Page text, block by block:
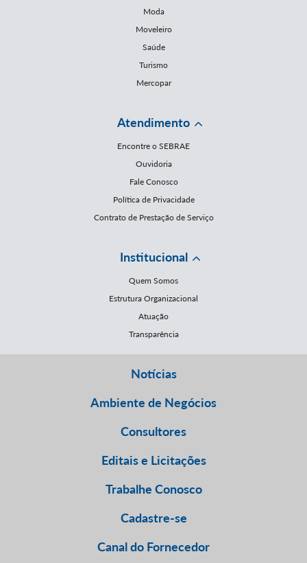
Moda
Moveleiro
Saúde
Turismo
Mercopar
Atendimento
Encontre o SEBRAE
Ouvidoria
Fale Conosco
Política de Privacidade
Contrato de Prestação de Serviço
Institucional
Quem Somos
Estrutura Organizacional
Atuação
Transparência
Notícias
Ambiente de Negócios
Consultores
Editais e Licitações
Trabalhe Conosco
Cadastre-se
Canal do Fornecedor